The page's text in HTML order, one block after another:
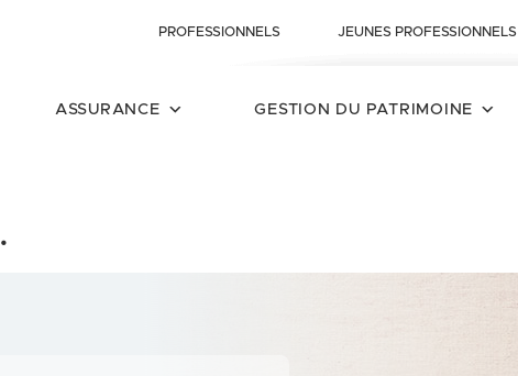
PROFESSIONNELS JEUNES PROFESSIONNELS
ASSURANCE GESTION DU PATRIMOINE